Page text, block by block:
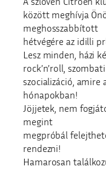
között meghívja
meghosszabbított
hétvégére az idilli
Lesz minden, házi
rock’n’roll,
szocializáció,
hónapokban!
Jöjjetek, nem
megint
megpróbál
rendezni!
Hamarosan